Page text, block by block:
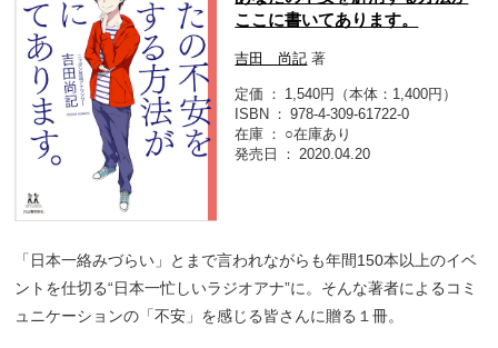
ここに書いてあります。
吉田 尚記 著
定価
1,540円（本体：1,400円）
ISBN
978-4-309-61722-0
在庫
○在庫あり
発売日
2020.04.20
「日本一絡みづらい」とまで言われながらも年間150本以上のイベ
ントを仕切る“日本一忙しいラジオアナ”に。そんな著者によるコミ
ュニケーションの「不安」を感じる皆さんに贈る１冊。